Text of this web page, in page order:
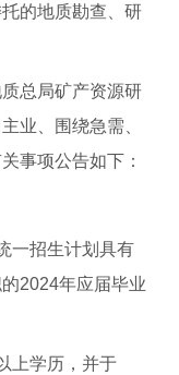
的地质勘查、研
总局矿产资源研
业、围绕急需、
事项公告如下：
一招生计划具有
2024年应届毕业
上学历，并于